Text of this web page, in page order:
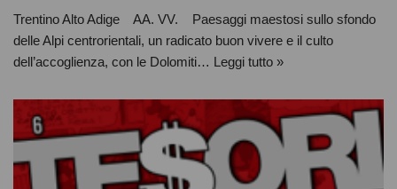
Trentino Alto Adige AA. VV. Paesaggi maestosi sullo sfondo
delle Alpi centrorientali, un radicato buon vivere e il culto
dell’accoglienza, con le Dolomiti… Leggi tutto »